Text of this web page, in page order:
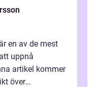
en av de mest
uppnå
artikel kommer
över